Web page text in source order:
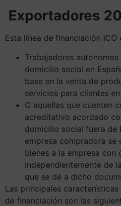
Exportadores
Esta línea de financiación ICO
Trabajadores
domicilio social en
base en la venta de
servicios para clientes
O aquellas que cuenten
acreditativo acordado
domicilio social fuera de
empresa compradora
bienes a la empresa con
independientemente de
que se dé a dicho
Las principales
de financiación son las